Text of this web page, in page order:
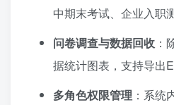
中期末考试、企业入职
问卷调查与数据回收 ：
据统计图表，支持导出
多角色权限管理 ：系